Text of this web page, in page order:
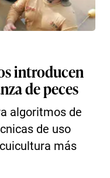
introducen
de peces
algoritmos de
de uso
más